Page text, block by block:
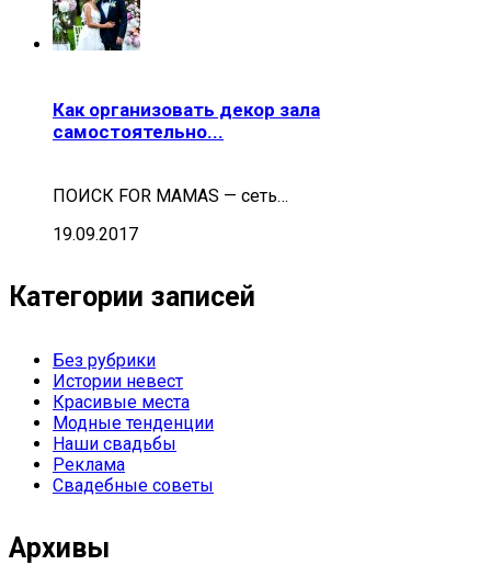
Как организовать декор зала
самостоятельно...
ПОИСК FOR MAMAS — cеть…
19.09.2017
Категории записей
Без рубрики
Истории невест
Красивые места
Модные тенденции
Наши свадьбы
Реклама
Свадебные советы
Архивы